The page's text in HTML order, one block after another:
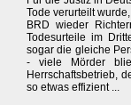
Tode verurteilt
BRD wieder
Todesurteile im
sogar die gleiche
- viele Mörder
Herrschaftsbetrieb,
so etwas effizient ...